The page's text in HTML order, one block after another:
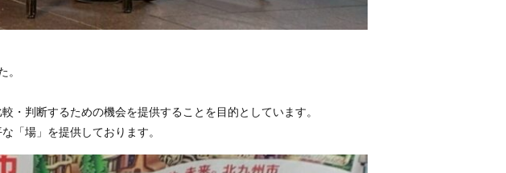
。
・判断するための機会を提供することを目的としています。
「場」を提供しております。